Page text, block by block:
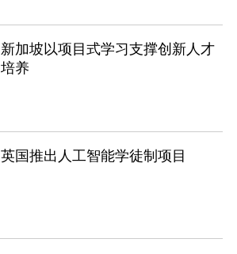
新加坡以项目式学习支撑创新人才
培养
英国推出人工智能学徒制项目